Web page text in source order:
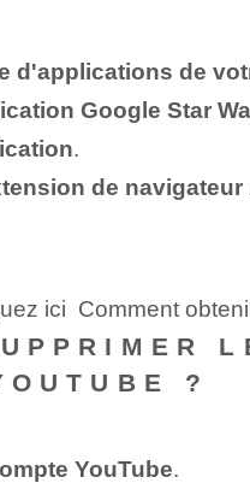
d'applications de
Google Star
.
de
ici Comment
?
YouTube.